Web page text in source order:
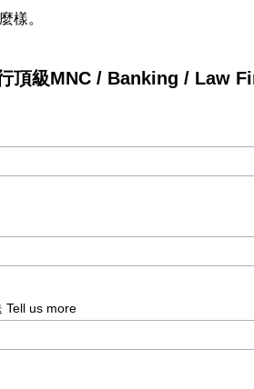
樣。
頂級MNC / Banking / Law
Tell us more